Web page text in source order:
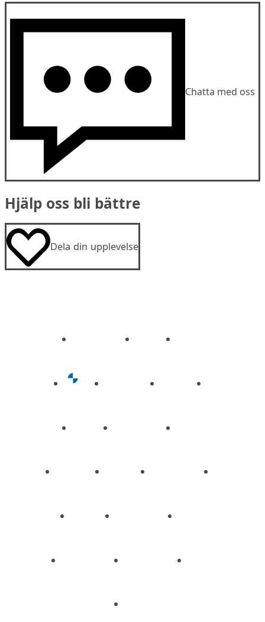
Chatta med oss
Hjälp oss bli bättre
Dela din upplevelse